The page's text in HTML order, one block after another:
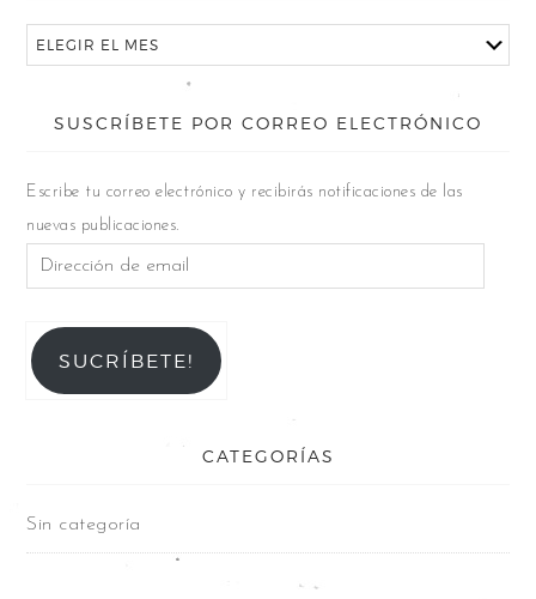
SUSCRÍBETE POR CORREO ELECTRÓNICO
Escribe tu correo electrónico y recibirás notificaciones de las
nuevas publicaciones.
SUCRÍBETE!
CATEGORÍAS
Sin categoría